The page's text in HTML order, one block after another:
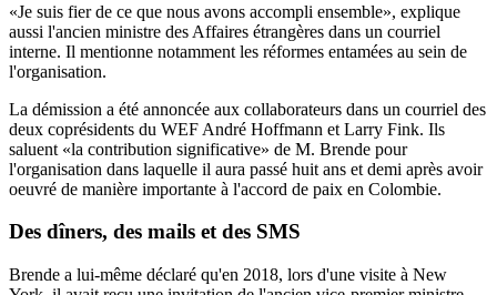
«Je suis fier de ce que nous avons accompli ensemble», explique
aussi l'ancien ministre des Affaires étrangères dans un courriel
interne. Il mentionne notamment les réformes entamées au sein de
l'organisation.
La démission a été annoncée aux collaborateurs dans un courriel des
deux coprésidents du WEF André Hoffmann et Larry Fink. Ils
saluent «la contribution significative» de M. Brende pour
l'organisation dans laquelle il aura passé huit ans et demi après avoir
oeuvré de manière importante à l'accord de paix en Colombie.
Des dîners, des mails et des SMS
Brende a lui-même déclaré qu'en 2018, lors d'une visite à New